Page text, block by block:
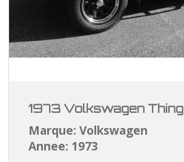
1973 Volkswagen Thing
Marque: Volkswagen
Annee: 1973